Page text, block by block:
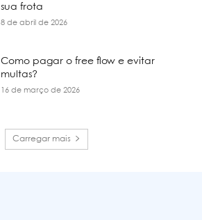
sua frota
8 de abril de 2026
Como pagar o free flow e evitar
multas?
16 de março de 2026
Carregar mais